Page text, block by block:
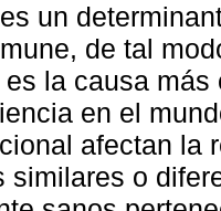
un
de tal
la causa más
en el
afectan la
similares o